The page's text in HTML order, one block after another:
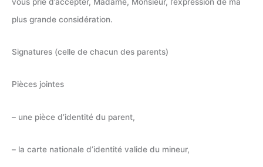
plus grande considération.
Signatures (celle de chacun des parents)
Pièces jointes
– une pièce d’identité du parent,
– la carte nationale d’identité valide du mineur,